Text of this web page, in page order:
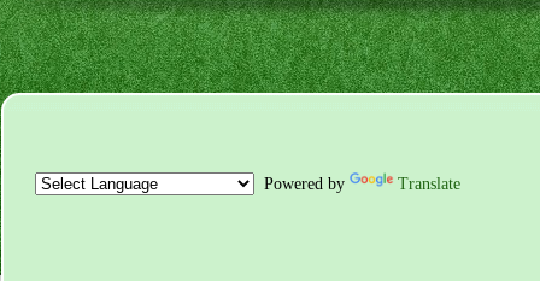
Powered by Translate